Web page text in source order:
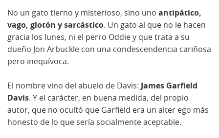
No un gato tierno y misterioso, sino uno antipático,
vago, glotón y sarcástico. Un gato al que no le hacen
gracia los lunes, ni el perro Oddie y que trata a su
dueño Jon Arbuckle con una condescendencia cariñosa
pero inequívoca.
El nombre vino del abuelo de Davis: James Garfield
Davis. Y el carácter, en buena medida, del propio
autor, que no ocultó que Garfield era un alter ego más
honesto de lo que sería socialmente aceptable.